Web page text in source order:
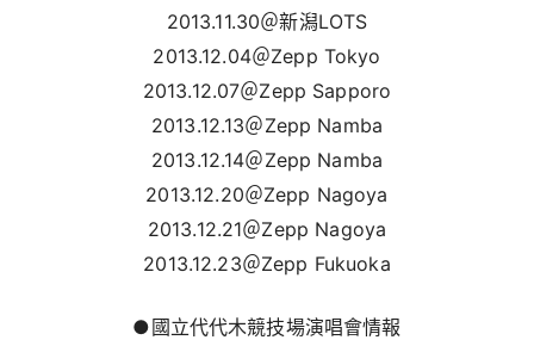
2013.11.30＠新潟LOTS
2013.12.04＠Zepp Tokyo
2013.12.07＠Zepp Sapporo
2013.12.13＠Zepp Namba
2013.12.14＠Zepp Namba
2013.12.20＠Zepp Nagoya
2013.12.21＠Zepp Nagoya
2013.12.23＠Zepp Fukuoka
●國立代代木競技場演唱會情報